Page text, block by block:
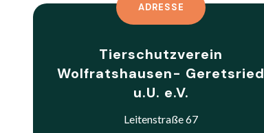
ADRESSE
Tierschutzverein
Wolfratshausen- Geretsried
u.U. e.V.
Leitenstraße 67